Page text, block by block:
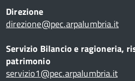
Direzione
direzione@pec.arpalumbria.it
Servizio Bilancio e ragioneria,
patrimonio
servizio1@pec.arpalumbria.it